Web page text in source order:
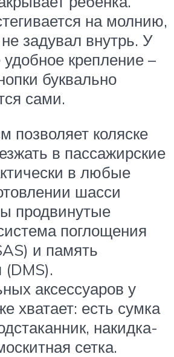
на молнию,
задувал внутрь. У
крепление –
буквально
сами.
позволяет коляске
в пассажирские
в любые
шасси
продвинутые
поглощения
и память
(DMS).
аксессуаров у
хватает: есть сумка
накидка-
сетка.